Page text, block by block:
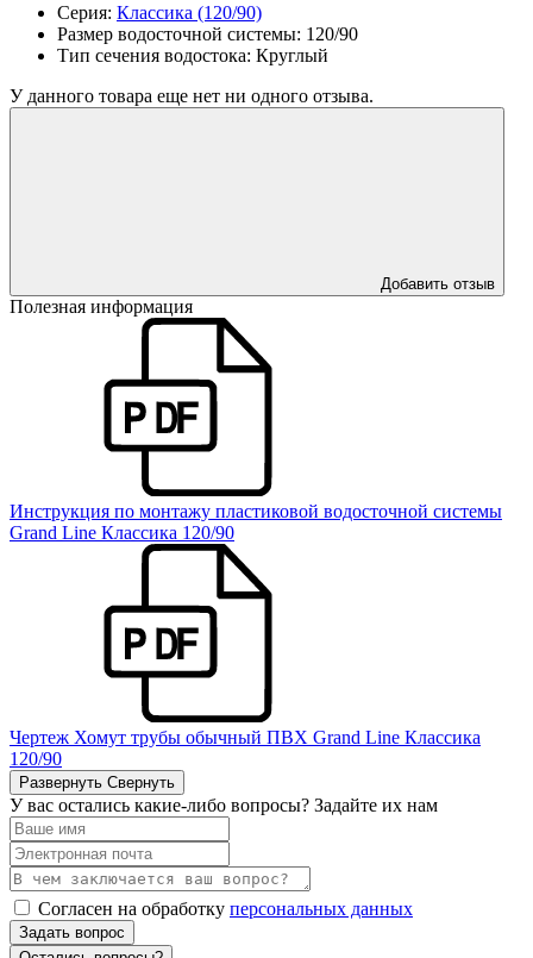
Серия: Классика (120/90)
Размер водосточной системы: 120/90
Тип сечения водостока: Круглый
У данного товара еще нет ни одного отзыва.
Добавить отзыв
Полезная информация
Инструкция по монтажу пластиковой водосточной системы
Grand Line Классика 120/90
Чертеж Хомут трубы обычный ПВХ Grand Line Классика
120/90
Развернуть Свернуть
У вас остались какие-либо вопросы? Задайте их нам
Согласен на обработку персональных данных
Задать вопрос